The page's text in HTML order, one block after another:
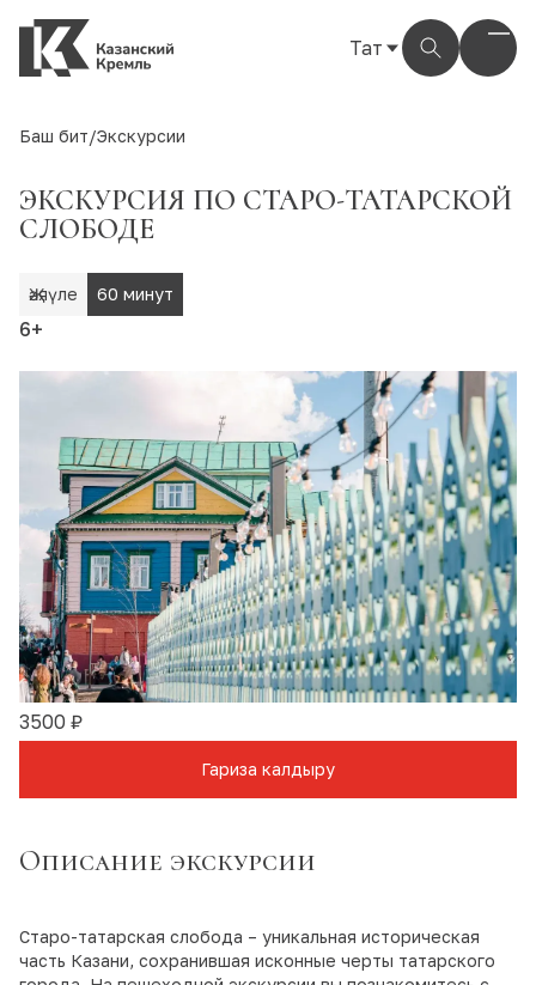
Тат
Баш бит/Экскурсии
ЭКСКУРСИЯ ПО СТАРО-ТАТАРСКОЙ
СЛОБОДЕ
Җәяүле 60 минут
6+
3500 ₽
Гариза калдыру
Описание экскурсии
Старо-татарская слобода – уникальная историческая
часть Казани, сохранившая исконные черты татарского